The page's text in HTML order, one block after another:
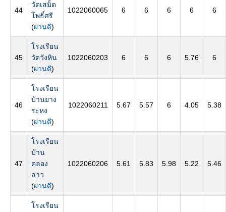
44
วัดเสม็ด
โพธิ์ศรี
(ผ่านดี)
1022060065 6 6 6 6 6
45
โรงเรียน
วัดวังหิน
(ผ่านดี)
1022060203 6 6 6 5.76 6
46
โรงเรียน
บ้านยาง
ระหง
(ผ่านดี)
1022060211 5.67 5.57 6 4.05 5.38
47
โรงเรียน
บ้าน
คลอง
ลาว
(ผ่านดี)
1022060206 5.61 5.83 5.98 5.22 5.46
โรงเรียน